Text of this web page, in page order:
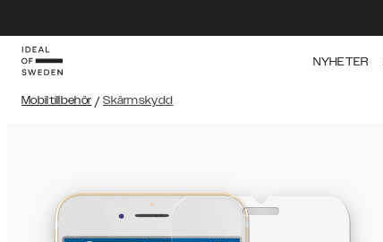
NYHETER
Mobiltillbehör / Skärmskydd